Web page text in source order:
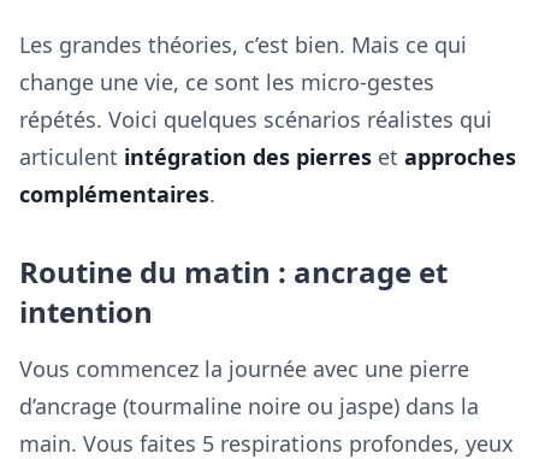
Les grandes théories, c’est bien. Mais ce qui
change une vie, ce sont les micro-gestes
répétés. Voici quelques scénarios réalistes qui
articulent intégration des pierres et approches
complémentaires.
Routine du matin : ancrage et
intention
Vous commencez la journée avec une pierre
d’ancrage (tourmaline noire ou jaspe) dans la
main. Vous faites 5 respirations profondes, yeux